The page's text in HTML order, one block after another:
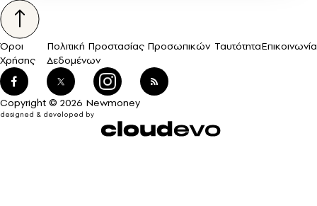
Όροι
Χρήσης
Πολιτική Προστασίας Προσωπικών
Δεδομένων
ΤαυτότηταΕπικοινωνία
Copyright © 2026 Newmoney
designed & developed by